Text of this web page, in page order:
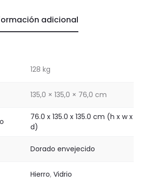
adicional
128 kg
135,0 × 135,0 × 76,0 cm
76.0 x 135.0 x 135.0 cm (h x w x
d)
Dorado envejecido
Hierro, Vidrio